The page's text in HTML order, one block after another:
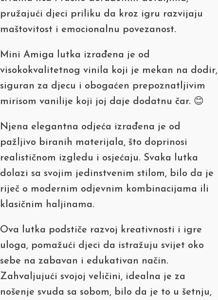
pružajući djeci priliku da kroz igru razvijaju
maštovitost i emocionalnu povezanost.
Mini Amiga lutka izrađena je od
visokokvalitetnog vinila koji je mekan na dodir,
siguran za djecu i obogaćen prepoznatljivim
mirisom vanilije koji joj daje dodatnu čar. 😊
Njena elegantna odjeća izrađena je od
pažljivo biranih materijala, što doprinosi
realističnom izgledu i osjećaju. Svaka lutka
dolazi sa svojim jedinstvenim stilom, bilo da je
riječ o modernim odjevnim kombinacijama ili
klasičnim haljinama.
Ova lutka podstiče razvoj kreativnosti i igre
uloga, pomažući djeci da istražuju svijet oko
sebe na zabavan i edukativan način.
Zahvaljujući svojoj veličini, idealna je za
nošenje svuda sa sobom, bilo da je to u šetnju,